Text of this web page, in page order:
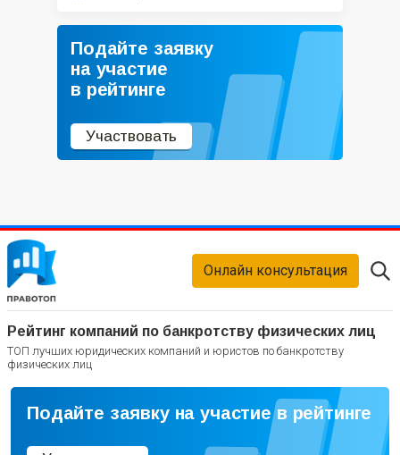
Подайте заявку
на участие
в рейтинге
Участвовать
Рейтинг компаний по банкротству физических лиц
ТОП лучших юридических компаний и юристов по банкротству
физических лиц
Онлайн консультация
Подайте заявку на участие в рейтинге